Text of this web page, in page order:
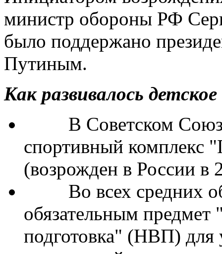
Как развивалось
В Советском Союзе
спортивный комплекс
(возрожден в России в
Во всех средних
обязательным предмет
подготовка" (НВП)
как юношей, так и
В 1990 году было
юнармейское